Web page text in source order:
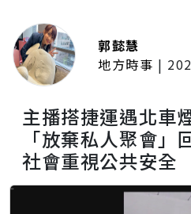
郭懿慧
地方時事 |
主播搭捷運遇北車
「放棄私人聚會
社會重視公共安全